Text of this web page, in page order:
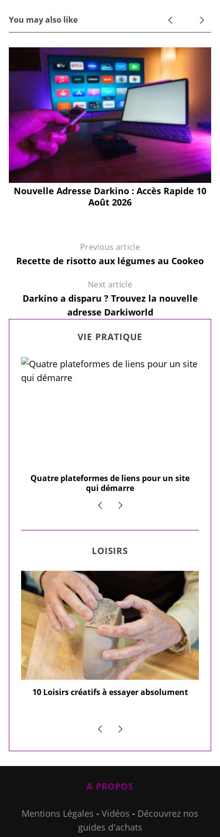
You may also like
Nouvelle Adresse Darkino : Accès Rapide 10
Août 2026
Previous article
Recette de risotto aux légumes au Cookeo
Next article
Darkino a disparu ? Trouvez la nouvelle
adresse Darkiworld
VIE PRATIQUE
Quatre plateformes de liens pour un site
qui démarre
LOISIRS
10 Loisirs créatifs à essayer absolument
A PROPOS
Mentions Légales - Vidéos - Découvrez nos
guides d'achats